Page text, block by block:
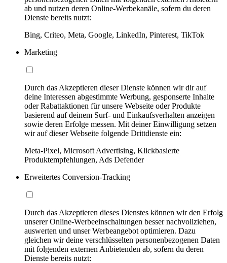
ab und nutzen deren Online-Werbekanäle, sofern du deren
Dienste bereits nutzt:
Bing, Criteo, Meta, Google, LinkedIn, Pinterest, TikTok
Marketing
Durch das Akzeptieren dieser Dienste können wir dir auf
deine Interessen abgestimmte Werbung, gesponserte Inhalte
oder Rabattaktionen für unsere Webseite oder Produkte
basierend auf deinem Surf- und Einkaufsverhalten anzeigen
sowie deren Erfolge messen. Mit deiner Einwilligung setzen
wir auf dieser Webseite folgende Drittdienste ein:
Meta-Pixel, Microsoft Advertising, Klickbasierte
Produktempfehlungen, Ads Defender
Erweitertes Conversion-Tracking
Durch das Akzeptieren dieses Dienstes können wir den Erfolg
unserer Online-Werbeeinschaltungen besser nachvollziehen,
auswerten und unser Werbeangebot optimieren. Dazu
gleichen wir deine verschlüsselten personenbezogenen Daten
mit folgenden externen Anbietenden ab, sofern du deren
Dienste bereits nutzt: